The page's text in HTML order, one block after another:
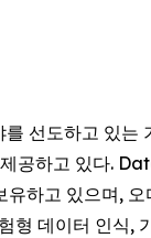
선도하고 있는
공하고 있다.
하고 있으며,
데이터 인식,